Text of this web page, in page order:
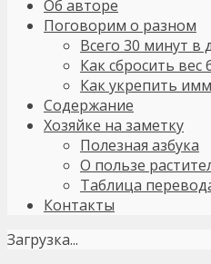
Об авторе
Поговорим о разном
Всего 30 минут в
Как сбросить вес
Как укрепить
Содержание
Хозяйке на заметку
Полезная азбука
О пользе
Таблица
Контакты
Загрузка...